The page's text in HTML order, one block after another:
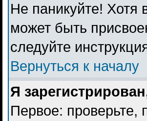
Не паникуйте! Хотя
может быть
следуйте
Вернуться к началу
Я
Первое: проверьте,